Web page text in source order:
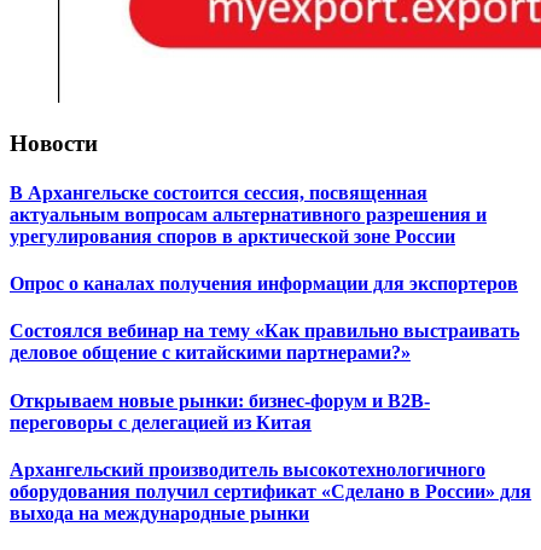
Новости
В Архангельске состоится сессия, посвященная
актуальным вопросам альтернативного разрешения и
урегулирования споров в арктической зоне России
Опрос о каналах получения информации для экспортеров
Состоялся вебинар на тему «Как правильно выстраивать
деловое общение с китайскими партнерами?»
Открываем новые рынки: бизнес-форум и B2B-
переговоры с делегацией из Китая
Архангельский производитель высокотехнологичного
оборудования получил сертификат «Сделано в России» для
выхода на международные рынки